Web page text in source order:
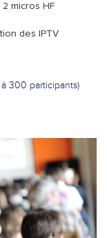
micros HF
des IPTV
300 participants)